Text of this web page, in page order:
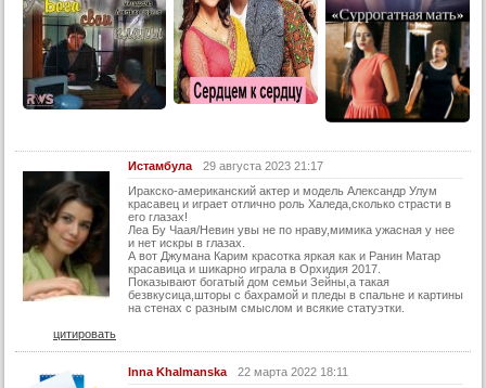
25 серия (суб)
26 серия (суб)
27 серия (суб)
28 серия (суб)
Конец
Истамбула
29 августа 2023 21:17
Иракско-американский актер и модель Александр Улум
красавец и играет отлично роль Халеда,сколько страсти в
его глазах!
Леа Бу Чаая/Невин увы не по нраву,мимика ужасная у нее
и нет искры в глазах.
А вот Джумана Карим красотка яркая как и Ранин Матар
красавица и шикарно играла в Орхидия 2017.
Показывают богатый дом семьи Зейны,а такая
безвкусица,шторы с бахрамой и пледы в спальне и картины
на стенах с разным смыслом и всякие статуэтки.
цитировать
Inna Khalmanska
22 марта 2022 18:11